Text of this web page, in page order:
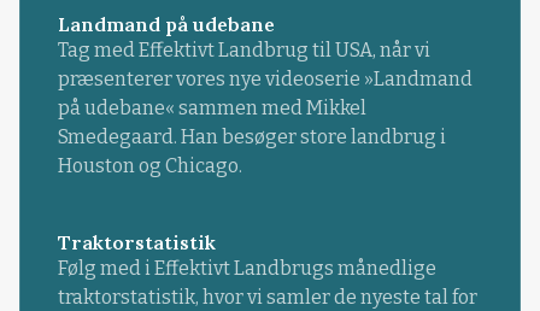
Landmand på udebane
Tag med Effektivt Landbrug til USA, når vi
præsenterer vores nye videoserie »Landmand
på udebane« sammen med Mikkel
Smedegaard. Han besøger store landbrug i
Houston og Chicago.
Traktorstatistik
Følg med i Effektivt Landbrugs månedlige
traktorstatistik, hvor vi samler de nyeste tal for